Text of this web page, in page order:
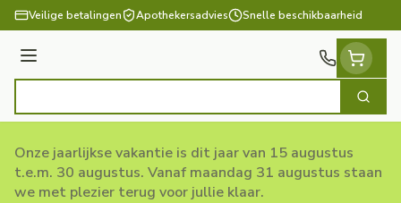
Ga naar de inhoud
Veilige betalingen Apothekersadvies Snelle beschikbaarheid
Menu
Zoek
Onze jaarlijkse vakantie is dit jaar van 15 augustus
t.e.m. 30 augustus. Vanaf maandag 31 augustus staan
we met plezier terug voor jullie klaar.